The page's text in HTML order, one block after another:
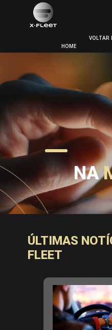
VOLTAR
HOME
NA
ÚLTIMAS
FLEET